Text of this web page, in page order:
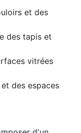
et des
des tapis et
vitrées
des espaces